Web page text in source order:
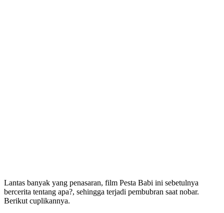
Lantas banyak yang penasaran, film Pesta Babi ini sebetulnya
bercerita tentang apa?, sehingga terjadi pembubran saat nobar.
Berikut cuplikannya.